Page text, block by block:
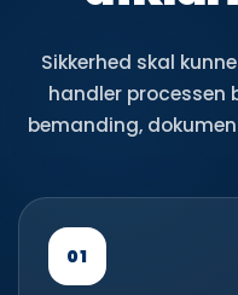
Sikkerhed skal
handler processen
bemanding,
01